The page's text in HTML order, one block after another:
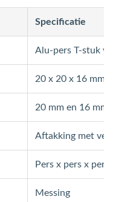
Specificatie
Alu-pers T-stuk
20 x 20 x 16 mm
20 mm en 16 mm
Aftakking met
Pers x pers x pers
Messing